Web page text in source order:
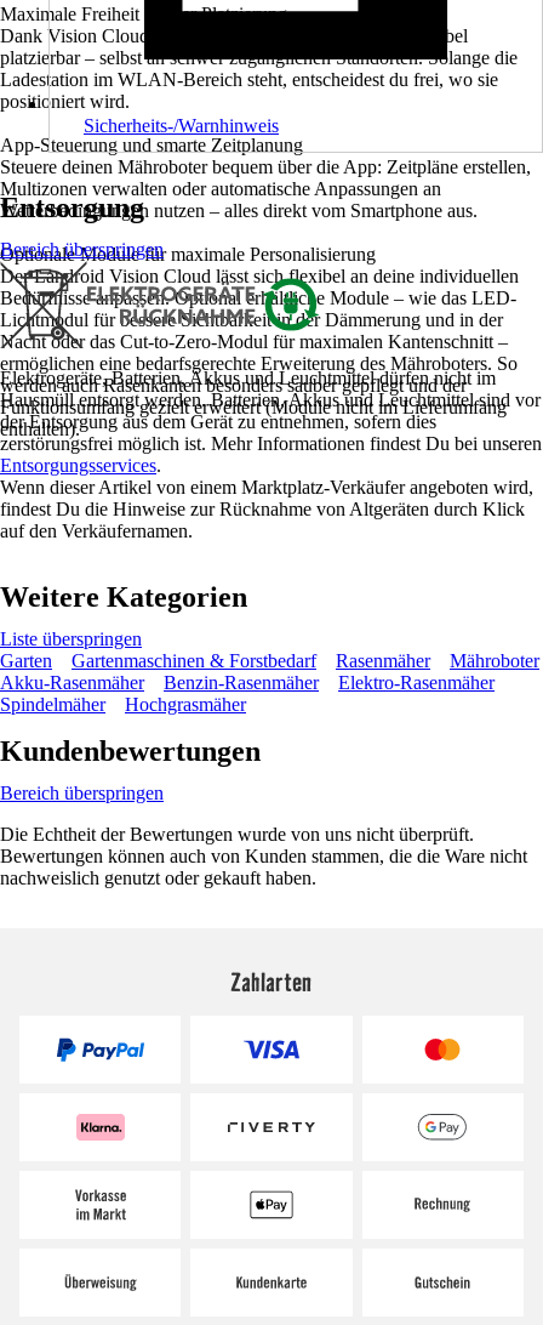
Maximale Freiheit bei der Platzierung
Dank Vision Cloud und V‑SLAM ist die Ladestation flexibel
platzierbar – selbst an schwer zugänglichen Standorten. Solange die
Ladestation im WLAN-Bereich steht, entscheidest du frei, wo sie
positioniert wird.
App‑Steuerung und smarte Zeitplanung
Steuere deinen Mähroboter bequem über die App: Zeitpläne erstellen,
Multizonen verwalten oder automatische Anpassungen an
Wetterbedingungen nutzen – alles direkt vom Smartphone aus.
Optionale Module für maximale Personalisierung
Der Landroid Vision Cloud lässt sich flexibel an deine individuellen
Bedürfnisse anpassen. Optional erhältliche Module – wie das LED-
Lichtmodul für bessere Sichtbarkeit in der Dämmerung und in der
Nacht oder das Cut-to-Zero-Modul für maximalen Kantenschnitt –
ermöglichen eine bedarfsgerechte Erweiterung des Mähroboters. So
werden auch Rasenkanten besonders sauber gepflegt und der
Funktionsumfang gezielt erweitert (Module nicht im Lieferumfang
enthalten).
Sicherheits-/Warnhinweis
Entsorgung
Bereich überspringen
Elektrogeräte, Batterien, Akkus und Leuchtmittel dürfen nicht im
Hausmüll entsorgt werden. Batterien, Akkus und Leuchtmittel sind vor
der Entsorgung aus dem Gerät zu entnehmen, sofern dies
zerstörungsfrei möglich ist. Mehr Informationen findest Du bei unseren
Entsorgungsservices.
Wenn dieser Artikel von einem Marktplatz-Verkäufer angeboten wird,
findest Du die Hinweise zur Rücknahme von Altgeräten durch Klick
auf den Verkäufernamen.
Weitere Kategorien
Liste überspringen
Garten
Gartenmaschinen & Forstbedarf Rasenmäher
Mähroboter
Akku-Rasenmäher
Benzin-Rasenmäher
Elektro-Rasenmäher
Spindelmäher
Hochgrasmäher
Kundenbewertungen
Bereich überspringen
Die Echtheit der Bewertungen wurde von uns nicht überprüft.
Bewertungen können auch von Kunden stammen, die die Ware nicht
nachweislich genutzt oder gekauft haben.
Zahlarten